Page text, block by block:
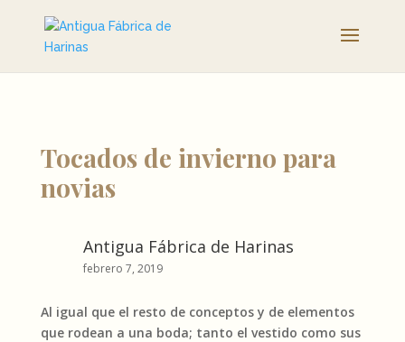
Tocados de invierno para
novias
Antigua Fábrica de Harinas
febrero 7, 2019
Al igual que el resto de conceptos y de elementos
que rodean a una boda; tanto el vestido como sus